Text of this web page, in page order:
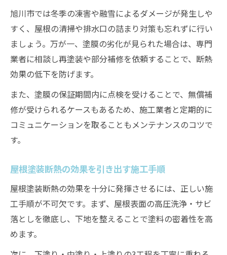
旭川市では冬季の凍害や融雪によるダメージが発生しや
すく、屋根の清掃や排水口の詰まり対策も忘れずに行い
ましょう。万が一、塗膜の劣化が見られた場合は、専門
業者に相談し再塗装や部分補修を依頼することで、断熱
効果の低下を防げます。
また、塗膜の保証期間内に点検を受けることで、無償補
修が受けられるケースもあるため、施工業者と定期的に
コミュニケーションを取ることもメンテナンスのコツで
す。
屋根塗装断熱の効果を引き出す施工手順
屋根塗装断熱の効果を十分に発揮させるには、正しい施
工手順が不可欠です。まず、屋根表面の高圧洗浄・サビ
落としを徹底し、下地を整えることで塗料の密着性を高
めます。